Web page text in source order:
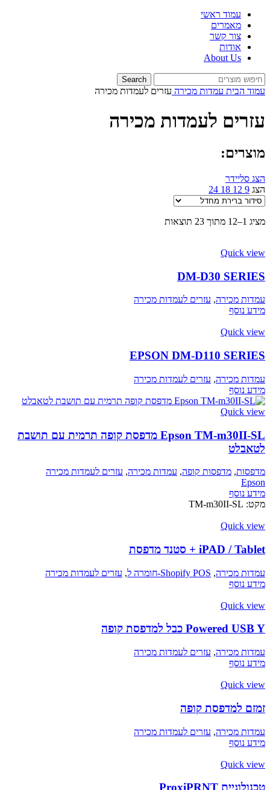
עמוד ראשי
מאמרים
צור קשר
אודות
About Us
Search
עמוד הבית עמדות מכירה עזרים לעמדות מכירה
עזרים לעמדות מכירה
מוצרים:
הצג סליידר
הצג 9
12
18
24
מציג 1–12 מתוך 23 תוצאות
Quick view
DM-D30 SERIES‎
עמדות מכירה, עזרים לעמדות מכירה
מידע נוסף
Quick view
EPSON DM-D110 SERIES‎
עמדות מכירה, עזרים לעמדות מכירה
מידע נוסף
Quick view
Epson TM-m30II-SL מדפסת קופה תרמית עם תושבת
לטאבלט
מדפסות, מדפסות קופה, עמדות מכירה, עזרים לעמדות מכירה
Epson
מידע נוסף
מקט: TM-m30II-SL
Quick view
iPAD / Tablet + סטנד מדפסת
עמדות מכירה, Shopify POS-חומרה ל , עזרים לעמדות מכירה
מידע נוסף
Quick view
Powered USB Y כבל למדפסת קופה
עמדות מכירה, עזרים לעמדות מכירה
מידע נוסף
Quick view
זמזם למדפסת קופה
עמדות מכירה, עזרים לעמדות מכירה
מידע נוסף
Quick view